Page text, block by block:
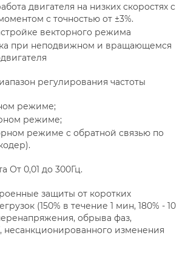
двигателя на низких скоростях с
с точностью от ±3%.
векторного режима
при неподвижном и вращающемся
регулирования частоты
режиме;
режиме;
режиме с обратной связью по
От 0,01 до 300Гц.
защиты от коротких
(150% в течение 1 мин, 180% - 10
обрыва фаз,
несанкционированного изменения